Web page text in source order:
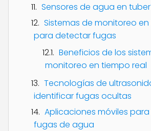
Sensores de agua en
Sistemas de monitoreo
para detectar fugas
Beneficios de los
monitoreo en tiempo real
Tecnologías de
identificar fugas ocultas
Aplicaciones móviles
fugas de agua